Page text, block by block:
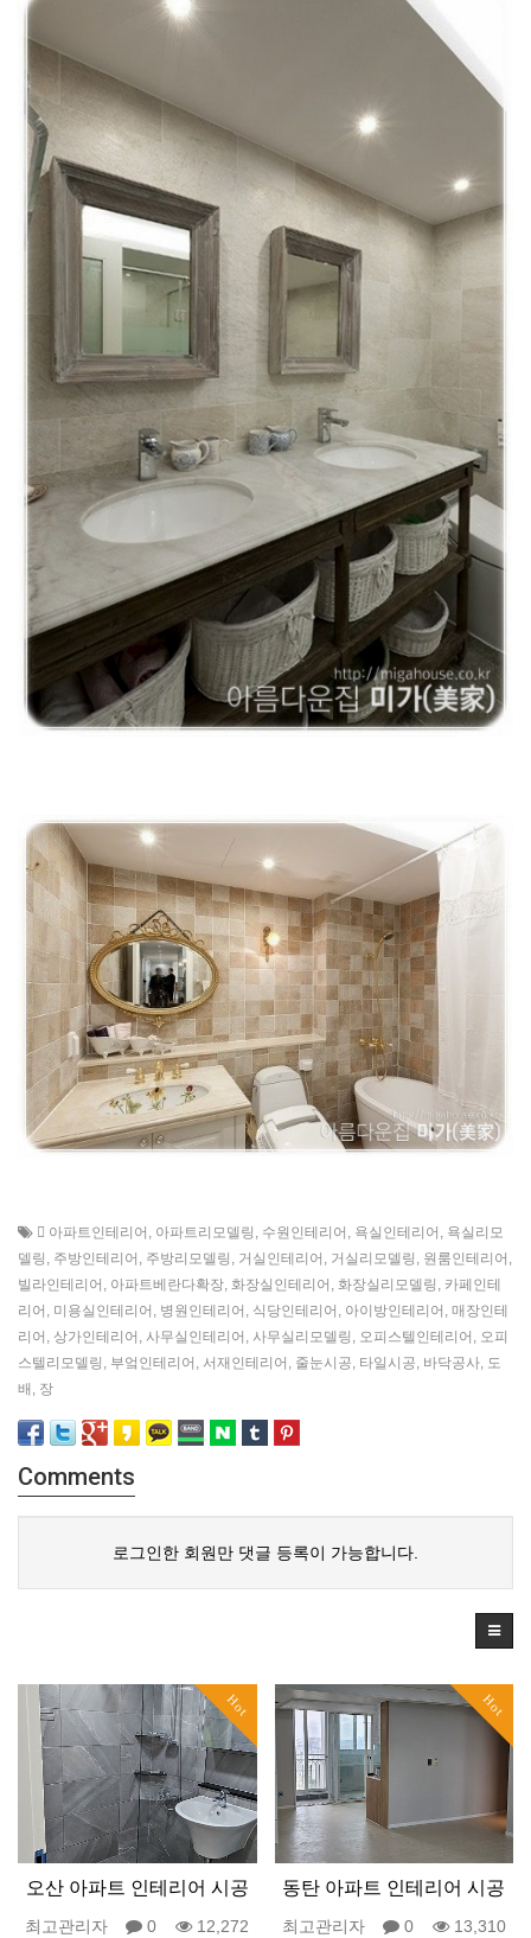
 아파트인테리어 아파트리모델링 수원인테리어 욕실인테리어
욕실리모
델링
주방인테리어 주방리모델링 거실인테리어 거실리모델링 원룸인테리어
빌라인테리어
아파트베란다확장 화장실인테리어 화장실리모델링
카페인테
리어
미용실인테리어 병원인테리어 식당인테리어 아이방인테리어 매장인테
리어 상가인테리어 사무실인테리어 사무실리모델링 오피스텔인테리어
오피
스텔리모델링
부엌인테리어 서재인테리어 줄눈시공 타일시공 바닥공사 도
배 장
Comments
로그인한 회원만 댓글 등록이 가능합니다.
Hot
오산 아파트 인테리어 시공
최고관리자 0 12,272
Hot
동탄 아파트 인테리어 시공
최고관리자 0 13,310